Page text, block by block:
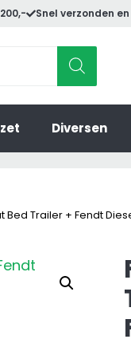
Snel verzonden
Diversen
Bed Trailer + Fendt